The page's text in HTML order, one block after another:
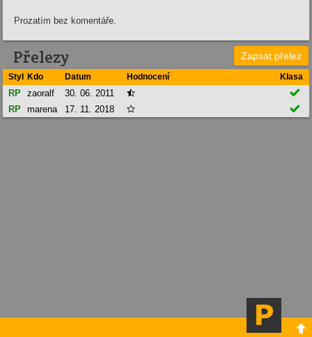
Prozatím bez komentáře.
Přelezy Zapsat přelez
Styl Kdo Datum Hodnocení Klasa
RP zaoralf 30. 06. 2011 

RP marena 17. 11. 2018  
